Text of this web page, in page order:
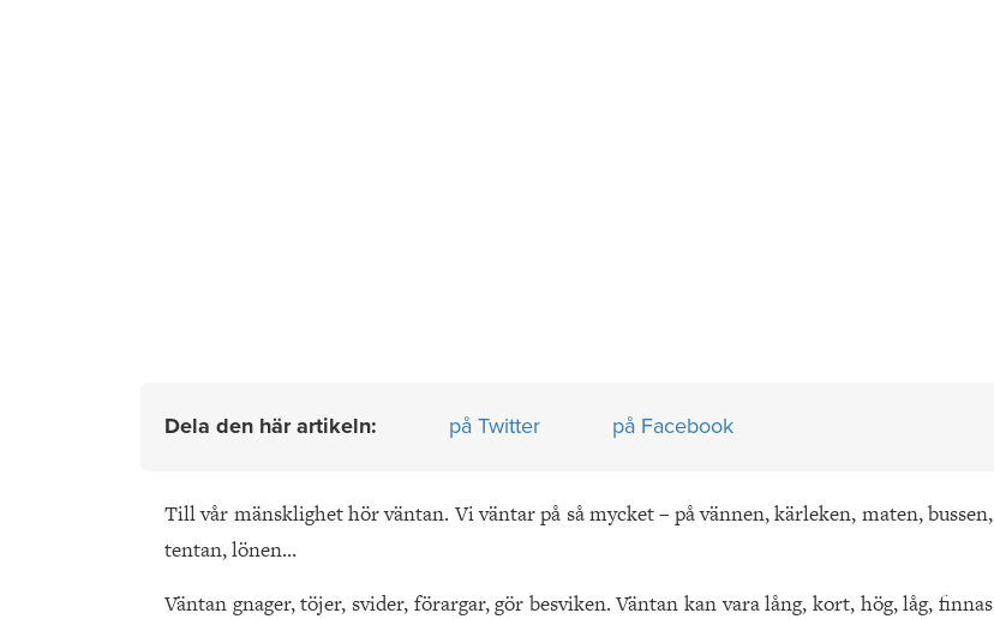
Dela den här artikeln: på Twitter på Facebook
Till vår mänsklighet hör väntan. Vi väntar på så mycket – på vännen, kärleken, maten, bussen,
tentan, lönen…
Väntan gnager, töjer, svider, förargar, gör besviken. Väntan kan vara lång, kort, hög, låg, finnas